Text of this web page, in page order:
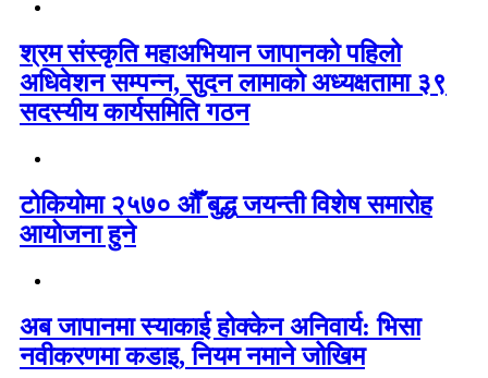
श्रम संस्कृति महाअभियान जापानको पहिलो
अधिवेशन सम्पन्न, सुदन लामाको अध्यक्षतामा ३९
सदस्यीय कार्यसमिति गठन
टोकियोमा २५७० औँ बुद्ध जयन्ती विशेष समारोह
आयोजना हुने
अब जापानमा स्याकाई होक्केन अनिवार्य: भिसा
नवीकरणमा कडाइ, नियम नमाने जोखिम